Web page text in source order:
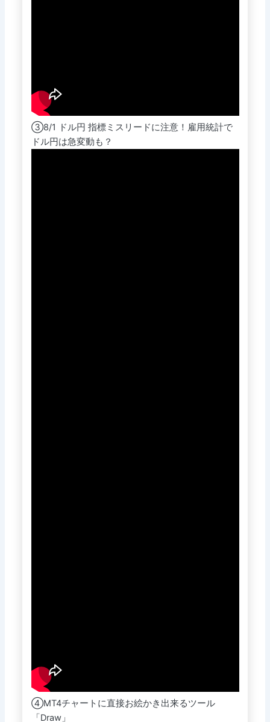
③8/1 ドル円 指標ミスリードに注意！雇用統計で
ドル円は急変動も？
④MT4チャートに直接お絵かき出来るツール
「Draw」